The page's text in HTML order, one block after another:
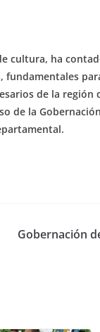
cultura, ha
de la región
de la
Gobernación